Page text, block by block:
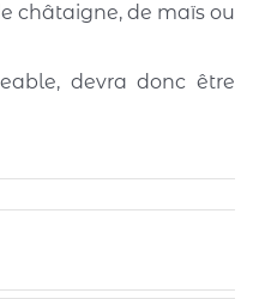
châtaigne, de maïs ou
devra donc être